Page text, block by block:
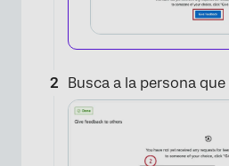
Busca a la persona